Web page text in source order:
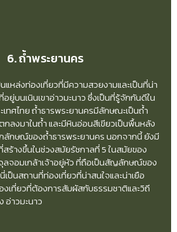
6. ถ้ำพระยานคร
แหล่งท่องเที่ยวที่มีความสวยงามและเป็นที่น่า
ยู่บนเนินเขาอ่าวมะนาว ซึ่งเป็นที่รู้จักกันดีใน
ทศไทย ถ้ำธารพระยานครมีลักษณะเป็นถ้ำ
ลงมาในถ้ำ และมีหินอ่อนสีเขียวเป็นพื้นหลัง
ลักษณ์ของถ้ำธารพระยานคร นอกจากนี้ ยังมี
ร้างขึ้นในช่วงสมัยรัชกาลที่ 5 ในสมัยของ
ลจอมเกล้าเจ้าอยู่หัว ที่ถือเป็นสัญลักษณ์ของ
ป็นสถานที่ท่องเที่ยวที่น่าสนใจและน่าเยือ
เที่ยวที่ต้องการสัมผัสกับธรรมชาติและวิถี
อ่าวมะนาว